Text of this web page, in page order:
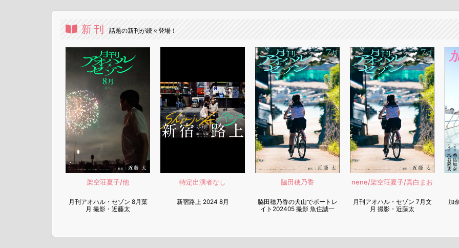
新刊 話題の新刊が続々登場！
架空荘夏子/他
月刊アオハル・セゾン 8月葉
月 撮影・近藤太
特定出演者なし
新宿路上 2024 8月
脇田穂乃香
脇田穂乃香の犬山でポートレ
イト202405 撮影 魚住誠一
nene/架空荘夏子/真白まお
月刊アオハル・セゾン 7月文
月 撮影・近藤太
加